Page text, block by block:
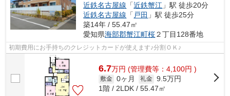
近鉄名古屋線 「近鉄蟹江 」駅 徒歩20分
近鉄名古屋線 「 戸田 」駅 徒歩25分
築14年 / 55.47㎡
愛知県海部郡蟹江町桜２丁目128番地
初期費用にお手持ちのクレジットカードが使えます♪分割ＯＫ♪
6.7万円 (管理費等：4,100円 )
敷金 0ヶ月 礼金 9.5万円
1階 / 2LDK / 55.47㎡